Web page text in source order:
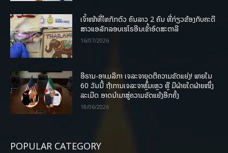
ເຈົ້າໜ້າທີ່ໄທກັກຕົວ ຄົນລາວ 2 ຄົນ ທີ່ກ່ຽວຂ້ອງກັບຄະດີ
ສາວແອລັກລອບເຮໂຣອີນເຂົ້າອົດສະຕາລີ
16/07/2026
ອີຣານ-ອາເມລິກາ ເຈລະຈາຍຸດຕິຄວາມຂັດແຍ່ງ! ພາຍໃນ
60 ວັນນີ້ ຖ້າການເຈລະຈາຫຼົ້ມເຫຼວ ຫຼື ມີຝ່າຍໃດຝ່າຍໜຶ່ງ
ລະເມີດ ອາດນໍາມາສູ່ຄວາມຂັດແຍ້ງອີກຄັ້ງ
18/06/2026
POPULAR CATEGORY